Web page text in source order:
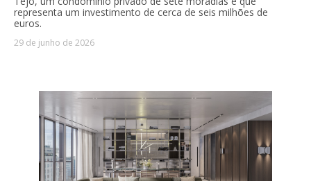
representa um investimento de cerca de seis milhões de
euros.
29 de junho de 2026